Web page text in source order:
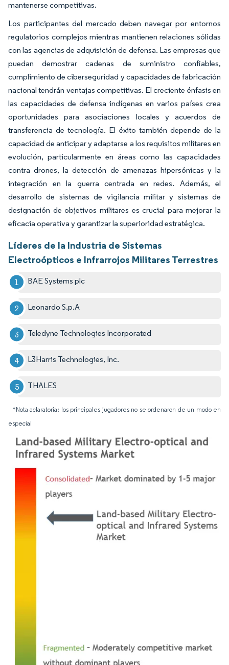
mantenerse competitivas.
Los participantes del mercado deben navegar por entornos
regulatorios complejos mientras mantienen relaciones sólidas
con las agencias de adquisición de defensa. Las empresas que
puedan demostrar cadenas de suministro confiables,
cumplimiento de ciberseguridad y capacidades de fabricación
nacional tendrán ventajas competitivas. El creciente énfasis en
las capacidades de defensa indígenas en varios países crea
oportunidades para asociaciones locales y acuerdos de
transferencia de tecnología. El éxito también depende de la
capacidad de anticipar y adaptarse a los requisitos militares en
evolución, particularmente en áreas como las capacidades
contra drones, la detección de amenazas hipersónicas y la
integración en la guerra centrada en redes. Además, el
desarrollo de sistemas de vigilancia militar y sistemas de
designación de objetivos militares es crucial para mejorar la
eficacia operativa y garantizar la superioridad estratégica.
Líderes de la Industria de Sistemas
Electroópticos e Infrarrojos Militares Terrestres
BAE Systems plc
Leonardo S.p.A
Teledyne Technologies Incorporated
L3Harris Technologies, Inc.
THALES
*Nota aclaratoria: los principales jugadores no se ordenaron de un modo en
especial